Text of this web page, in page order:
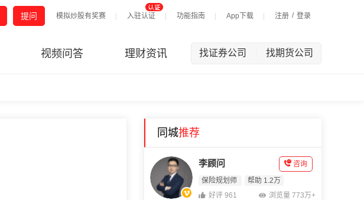
模拟炒股有奖赛 入驻认证 功能指南 App下载 注册 / 登录
提问
视频问答 理财资讯 找证券公司 找期货公司
同城推荐
李顾问
保险规划师 帮助 1.2万
咨询
好评 961 浏览量 773万+